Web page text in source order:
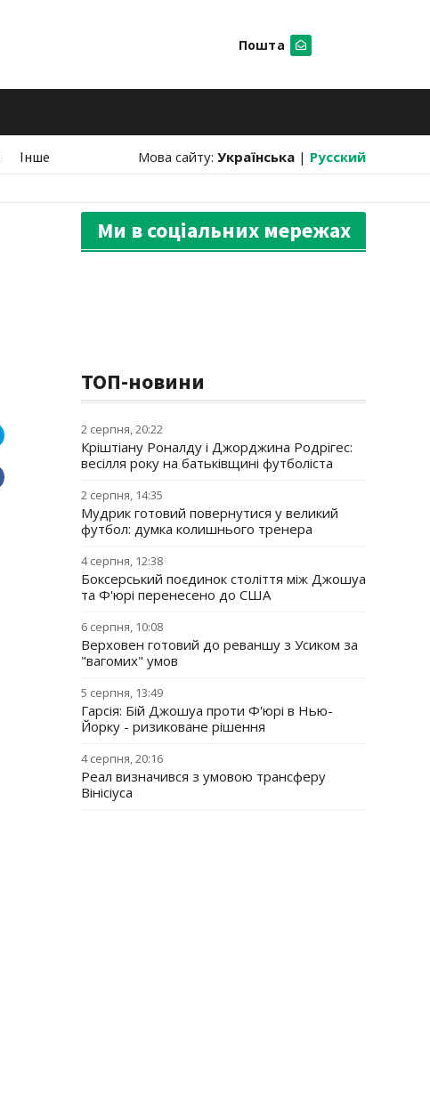
Пошта
Інше Мова сайту: Українська | Русский
Ми в соціальних мережах
ТОП-новини
2 серпня, 20:22
Кріштіану Роналду і Джорджина Родрігес:
весілля року на батьківщині футболіста
2 серпня, 14:35
Мудрик готовий повернутися у великий
футбол: думка колишнього тренера
4 серпня, 12:38
Боксерський поєдинок століття між Джошуа
та Ф'юрі перенесено до США
6 серпня, 10:08
Верховен готовий до реваншу з Усиком за
"вагомих" умов
5 серпня, 13:49
Гарсія: Бій Джошуа проти Ф'юрі в Нью-
Йорку - ризиковане рішення
4 серпня, 20:16
Реал визначився з умовою трансферу
Вінісіуса